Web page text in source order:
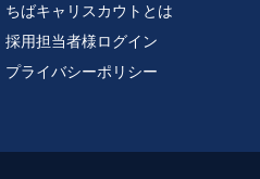
ちばキャリスカウトとは
採用担当者様ログイン
プライバシーポリシー